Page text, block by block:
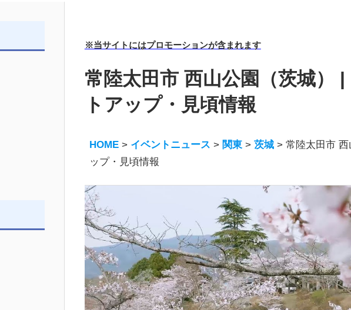
※当サイトにはプロモーションが含まれます
常陸太田市 西山公園（茨城）
トアップ・見頃情報
HOME > イベントニュース > 関東 >茨城 >常陸太田市
ップ・見頃情報